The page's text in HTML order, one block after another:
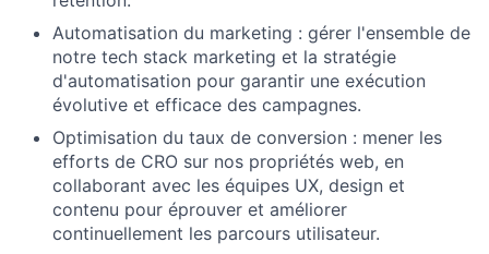
Automatisation du marketing : gérer l'ensemble de
notre tech stack marketing et la stratégie
d'automatisation pour garantir une exécution
évolutive et efficace des campagnes.
Optimisation du taux de conversion : mener les
efforts de CRO sur nos propriétés web, en
collaborant avec les équipes UX, design et
contenu pour éprouver et améliorer
continuellement les parcours utilisateur.